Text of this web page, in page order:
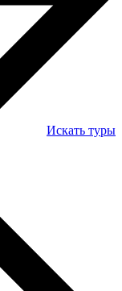
Искать туры